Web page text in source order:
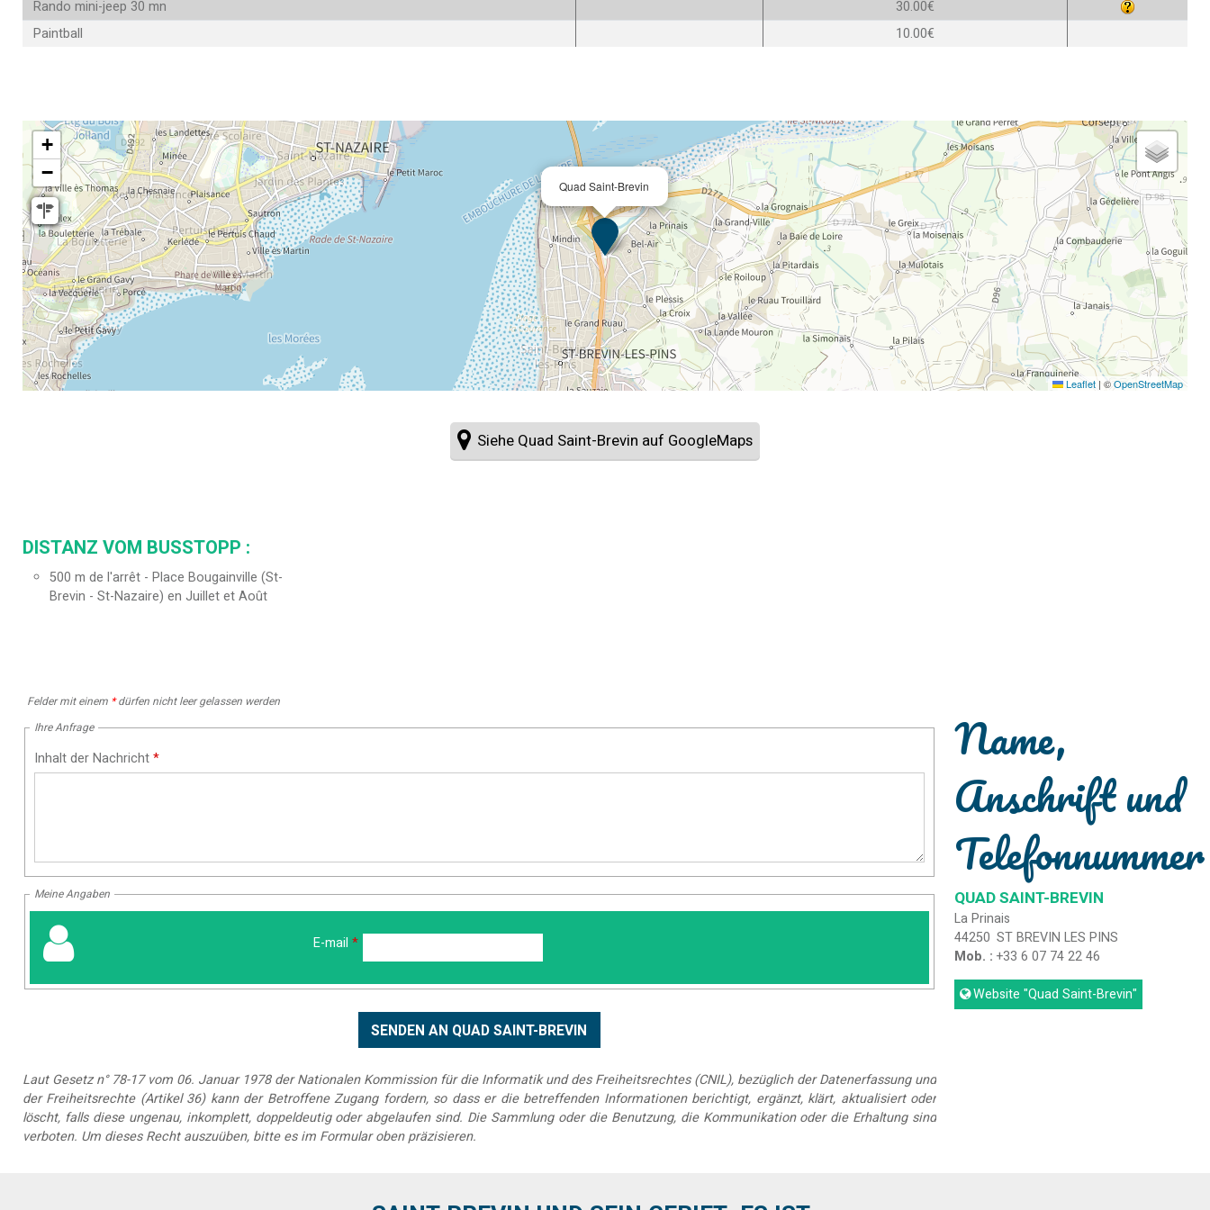
Rando mini-jeep 30 mn
30.00€
Paintball
10.00€
Quad Saint-Brevin
+
−
Leaflet | ©OpenStreetMap
Siehe Quad Saint-Brevin auf GoogleMaps
DISTANZ VOM BUSSTOPP :
500 m de l'arrêt - Place Bougainville (St-
Brevin - St-Nazaire) en Juillet et Août
Felder mit einem *dürfen nicht leer gelassen werden
Ihre Anfrage
Inhalt der Nachricht*
Meine Angaben
E-mail *
Laut Gesetz n° 78-17 vom 06. Januar 1978 der Nationalen Kommission für die Informatik und des Freiheitsrechtes (CNIL), bezüglich der Datenerfassung und
der Freiheitsrechte (Artikel 36) kann der Betroffene Zugang fordern, so dass er die betreffenden Informationen berichtigt, ergänzt, klärt, aktualisiert oder
löscht, falls diese ungenau, inkomplett, doppeldeutig oder abgelaufen sind. Die Sammlung oder die Benutzung, die Kommunikation oder die Erhaltung sind
verboten. Um dieses Recht auszuüben, bitte es im Formular oben präzisieren.
Name,
Anschrift und
Telefonnummer
QUAD SAINT-BREVIN
La Prinais
44250 ST BREVIN LES PINS
Mob. :+33 6 07 74 22 46
Website "Quad Saint-Brevin"